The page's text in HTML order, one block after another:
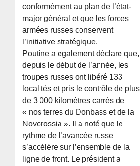
conformément au plan de l’état-
major général et que les forces
armées russes conservent
l’initiative stratégique.
Poutine a également déclaré que,
depuis le début de l’année, les
troupes russes ont libéré 133
localités et pris le contrôle de plus
de 3 000 kilomètres carrés de
« nos terres du Donbass et de la
Novorossia ». Il a noté que le
rythme de l’avancée russe
s’accélère sur l’ensemble de la
ligne de front. Le président a